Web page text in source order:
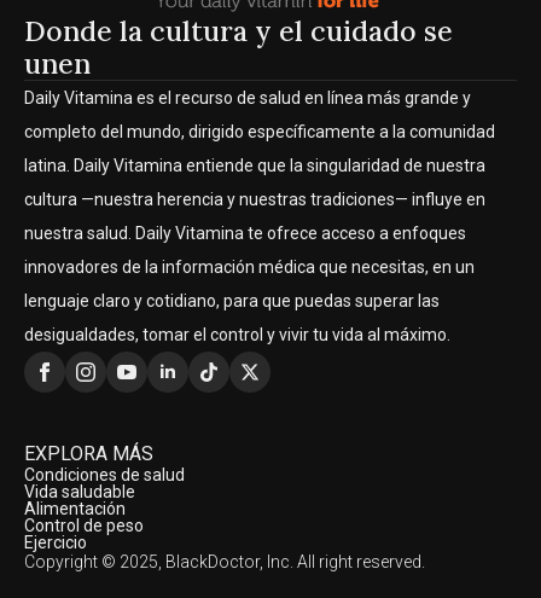
Donde la cultura y el cuidado se
unen
Daily Vitamina es el recurso de salud en línea más grande y
completo del mundo, dirigido específicamente a la comunidad
latina. Daily Vitamina entiende que la singularidad de nuestra
cultura —nuestra herencia y nuestras tradiciones— influye en
nuestra salud. Daily Vitamina te ofrece acceso a enfoques
innovadores de la información médica que necesitas, en un
lenguaje claro y cotidiano, para que puedas superar las
desigualdades, tomar el control y vivir tu vida al máximo.
EXPLORA MÁS
Condiciones de salud
Vida saludable
Alimentación
Control de peso
Ejercicio
Copyright © 2025, BlackDoctor, Inc. All right reserved.